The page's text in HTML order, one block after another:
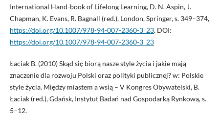
International Hand-book of Lifelong Learning, D. N. Aspin, J.
Chapman, K. Evans, R. Bagnall (red.), London, Springer, s. 349–374,
https://doi.org/10.1007/978-94-007-2360-3_23. DOI:
https://doi.org/10.1007/978-94-007-2360-3_23
Łaciak B. (2010) Skąd się biorą nasze style życia i jakie mają
znaczenie dla rozwoju Polski oraz polityki publicznej? w: Polskie
style życia. Między miastem a wsią – V Kongres Obywatelski, B.
Łaciak (red.), Gdańsk, Instytut Badań nad Gospodarką Rynkową, s.
5–12.